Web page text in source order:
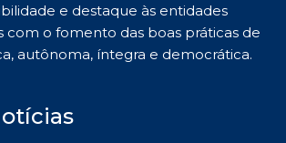
e destaque às entidades
o fomento das boas práticas de
autônoma, íntegra e democrática.